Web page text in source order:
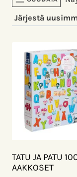
TATU JA PATU
AAKKOSET